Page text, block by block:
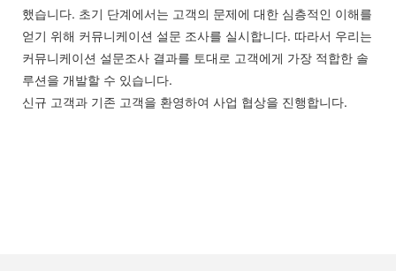
했습니다. 초기 단계에서는 고객의 문제에 대한 심층적인 이해를
얻기 위해 커뮤니케이션 설문 조사를 실시합니다. 따라서 우리는
커뮤니케이션 설문조사 결과를 토대로 고객에게 가장 적합한 솔
루션을 개발할 수 있습니다.
신규 고객과 기존 고객을 환영하여 사업 협상을 진행합니다.